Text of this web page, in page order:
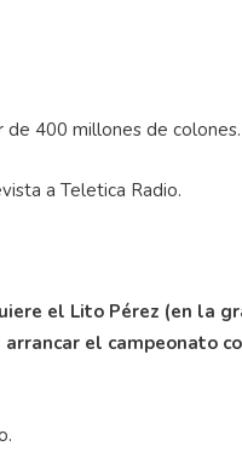
de 400 millones de colones.
a Teletica Radio.
el Lito Pérez (en la
el campeonato